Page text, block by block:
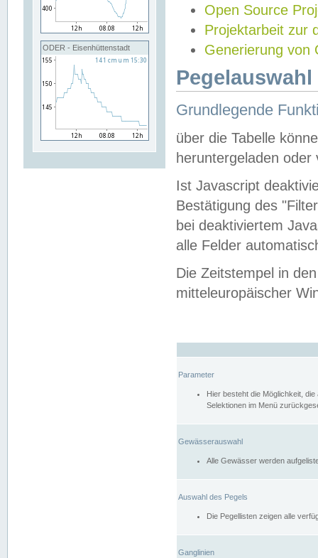
ODER - Eisenhüttenstadt
Open Source
Projektarbeit zur
Generierung von
Grundlegende
über die Tabelle
heruntergeladen oder
Ist Javascript
Bestätigung des
bei deaktiviertem
alle Felder
Die Zeitstempel in
mitteleuropäischer
Parameter
Hier besteht die Möglichkeit,
Selektionen im Menü
Gewässerauswahl
Alle Gewässer werden
Auswahl des Pegels
Die Pegellisten zeigen alle
Ganglinien